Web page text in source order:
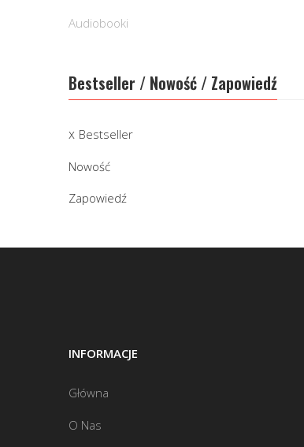
Audiobooki
Bestseller / Nowość / Zapowiedź
Bestseller
Nowość
Zapowiedź
INFORMACJE
Główna
O Nas